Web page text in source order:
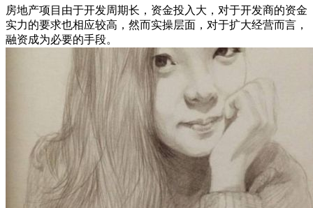
房地产项目由于开发周期长，资金投入大，对于开发商的资金
实力的要求也相应较高，然而实操层面，对于扩大经营而言，
融资成为必要的手段。